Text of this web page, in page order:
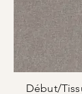
Début/